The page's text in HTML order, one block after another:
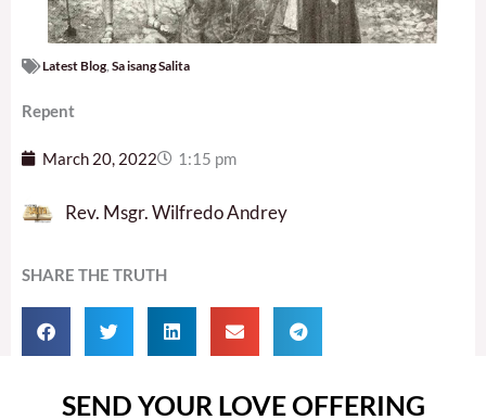
Latest Blog Sa isang Salita
Repent
March 20, 2022 1:15 pm
Rev. Msgr. Wilfredo Andrey
SHARE THE TRUTH
SEND YOUR LOVE OFFERING